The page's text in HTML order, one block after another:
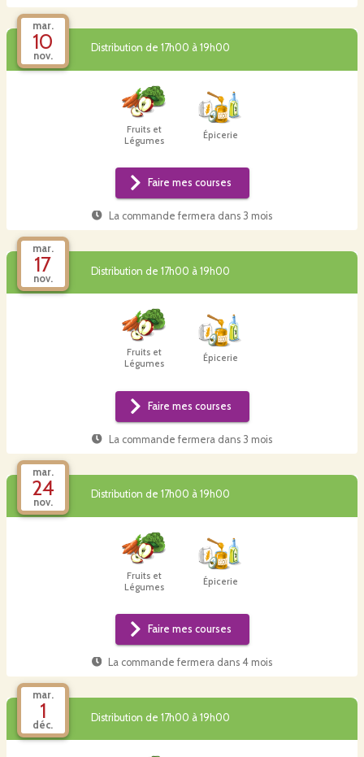
mar.
10
nov.
Distribution de 17h00 à 19h00
Fruits et
Légumes
Épicerie
Faire mes courses
La commande fermera dans 3 mois
mar.
17
nov.
Distribution de 17h00 à 19h00
Fruits et
Légumes
Épicerie
Faire mes courses
La commande fermera dans 3 mois
mar.
24
nov.
Distribution de 17h00 à 19h00
Fruits et
Légumes
Épicerie
Faire mes courses
La commande fermera dans4 mois
mar.
1
déc.
Distribution de 17h00 à 19h00